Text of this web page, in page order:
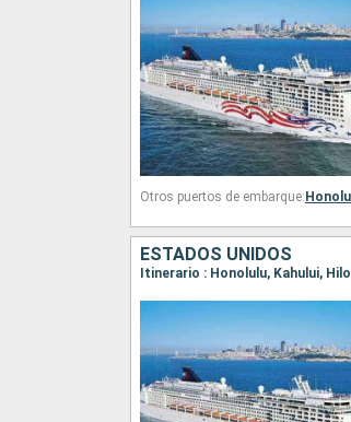
Otros puertos de embarque:
ESTADOS UNIDOS
Itinerario : Honolulu, Kahului,